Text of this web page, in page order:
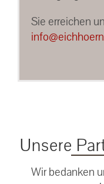
Sie erreichen
Unsere
Wir bedanken